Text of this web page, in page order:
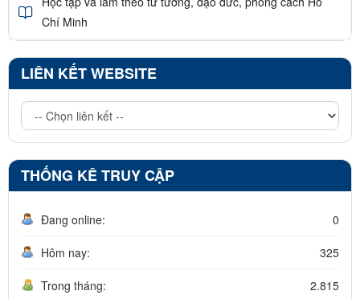
Chí Minh
LIÊN KẾT WEBSITE
THỐNG KÊ TRUY CẬP
Đang online: 0
Hôm nay: 325
Trong tháng: 2.815